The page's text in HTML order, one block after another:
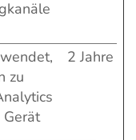
zu
2 Jahre